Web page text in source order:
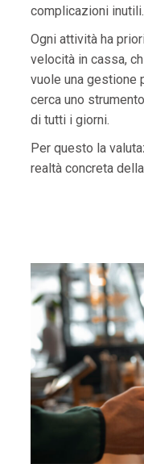
complicazioni inutili.
Ogni attività ha
velocità in cassa,
vuole una gestione
cerca uno
di tutti i giorni.
Per questo la
realtà concreta